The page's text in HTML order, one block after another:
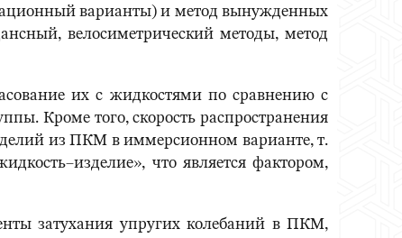
варианты) и метод вынужденных
велосиметрический методы, метод
их с жидкостями по сравнению с
Кроме того, скорость распространения
из ПКМ в иммерсионном варианте, т.
что является фактором,
затухания упругих колебаний в ПКМ,